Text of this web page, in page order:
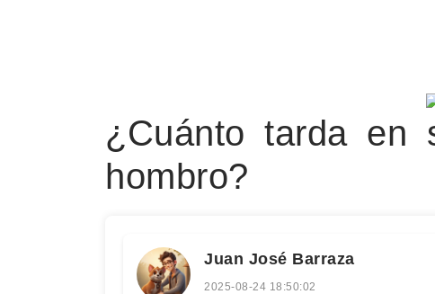
¿Cuánto tarda en
hombro?
Juan José Barraza
2025-08-24 18:50:02